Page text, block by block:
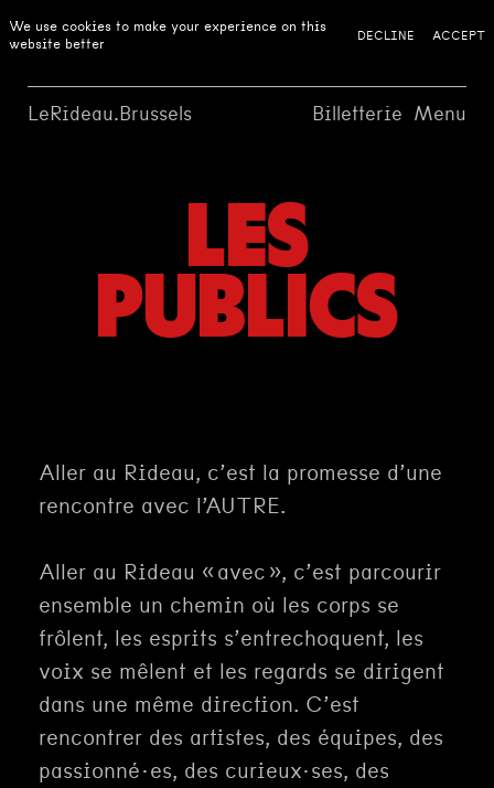
We use cookies to make your experience on this
website better
DECLINE ACCEPT
LeRideau.Brussels Billetterie Menu
LES
PUBLICS
Aller au Rideau, c’est la promesse d’une
rencontre avec l’AUTRE.
Aller au Rideau « avec », c’est parcourir
ensemble un chemin où les corps se
frôlent, les esprits s’entrechoquent, les
voix se mêlent et les regards se dirigent
dans une même direction. C’est
rencontrer des artistes, des équipes, des
passionné·es, des curieux·ses, des